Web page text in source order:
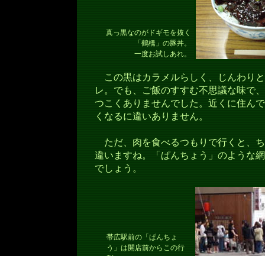
真っ黒なのがドギモを抜く
「鶴橋」の豚丼。
一度お試しあれ。
この黒はカラメルらしく、じんわり
レ。でも、ご飯のすすむ不思議な味で
つこくありませんでした。近くに住ん
くなるに違いありません。
ただ、肉を食べるつもりで行くと、
違いますね。「ぱんちょう」のような
でしょう。
帯広駅前の「ぱんちょ
う」は開店前からこの行